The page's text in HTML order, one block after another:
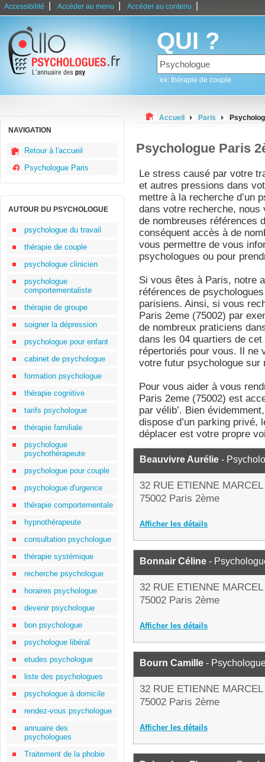
Accessibilité Accéder au menu Accéder au contenu
QUI ?
ex: thérapie de couple
NAVIGATION
Retour à l'accueil
Psychologue Paris
AUTOUR DU PSYCHOLOGUE
psychologue du travail
thérapie de couple
psychologue clinicien
psychologue
comportementaliste
thérapie de groupe
soigner la dépression
psychologue pour enfant
cabinet de psychologue
formation psychologue
thérapie cognitive
tarifs psychologue
thérapie familiale
psychologue
psychothérapeute
psychologue pour couple
psychologue d'urgence
thérapie comportementale
hypnothérapeute
consultation psychologue
thérapie systémique
recherche psychologue
horaires psychologue
devenir psychologue
bon psychologue
psychologue libéral
etudes psychologue
liste des psychologues
psychologue à domicile
rendez-vous psychologue
annuaire des
psychologues
Traitement de la phobie
Accueil Paris
Psychologue Paris
Le stress causé par votre
et autres pressions dans
mettre à la recherche d’un
dans votre recherche, nous
de nombreuses références
conséquent accès à de
vous permettre de vous
psychologues ou pour
Si vous êtes à Paris, notre
références de
parisiens. Ainsi, si vous
Paris 2eme (75002) par
de nombreux praticiens
dans les 04 quartiers de
répertoriés pour vous. Il ne
votre futur psychologue sur
Pour vous aider à vous
Paris 2eme (75002) est
par vélib’. Bien
dispose d’un parking privé,
déplacer est votre propre
Beauvivre Aurélie -
32 RUE ETIENNE MARCEL
75002 Paris 2ème
Afficher les détails
Bonnair Céline -
32 RUE ETIENNE MARCEL
75002 Paris 2ème
Afficher les détails
Bourn Camille -
32 RUE ETIENNE MARCEL
75002 Paris 2ème
Afficher les détails